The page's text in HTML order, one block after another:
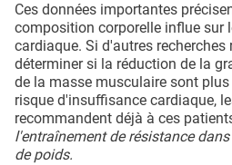
Ces données importantes
composition corporelle influe sur
cardiaque. Si d'autres
déterminer si la réduction de la
de la masse musculaire sont
risque d'insuffisance cardiaque,
recommandent déjà à ces
l'entraînement de résistance
de poids.